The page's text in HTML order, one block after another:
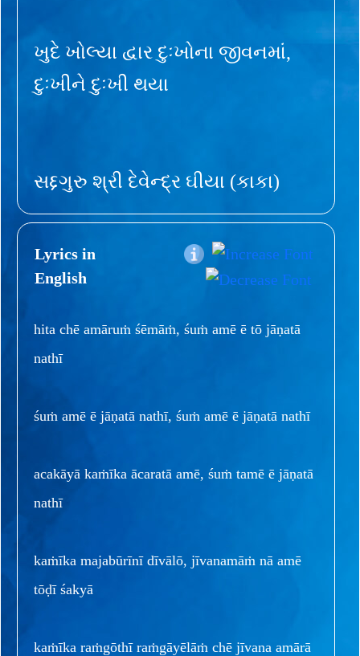
ખુદે ખોલ્યા દ્વાર દુઃખોના જીવનમાં,
દુઃખીને દુઃખી થયા
સદ્દગુરુ શ્રી દેવેન્દ્ર ઘીયા (કાકા)
Lyrics in
English
hita chē amāruṁ śēmāṁ, śuṁ amē ē tō jāṇatā
nathī
śuṁ amē ē jāṇatā nathī, śuṁ amē ē jāṇatā nathī
acakāyā kaṁīka ācaratā amē, śuṁ tamē ē jāṇatā
nathī
kaṁīka majabūrīnī dīvālō, jīvanamāṁ nā amē
tōḍī śakyā
kaṁīka raṁgōthī raṁgāyēlāṁ chē jīvana amārā